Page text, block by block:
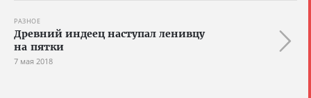
РАЗНОЕ
Древний индеец наступал ленивцу
на пятки
7 мая 2018